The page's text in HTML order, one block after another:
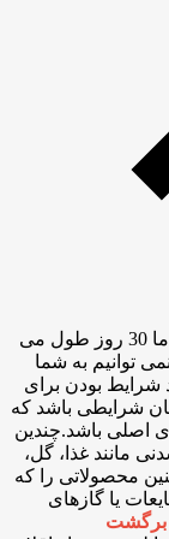
بررسی اجمالی سیاست بازپرداخت و بازگشت ما 30 روز طول می
توانیم به شما
شرایط بودن برای
شرایطی باشد که
اصلی باشد.چندین
مانند غذا، گل،
محصولاتی را که
یا گازهای
برگشت